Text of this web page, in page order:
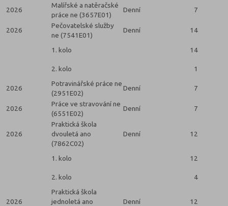
2026
Malířské a natěračské
práce ne (3657E01)
Denní 7
2026
Pečovatelské služby
ne (7541E01)
Denní 14
1. kolo 14
2. kolo 1
2026
Potravinářské práce ne
(2951E02)
Denní 7
2026
Práce ve stravování ne
(6551E02)
Denní 7
2026
Praktická škola
dvouletá ano
(7862C02)
Denní 12
1. kolo 12
2. kolo 4
2026
Praktická škola
jednoletá ano
Denní 12